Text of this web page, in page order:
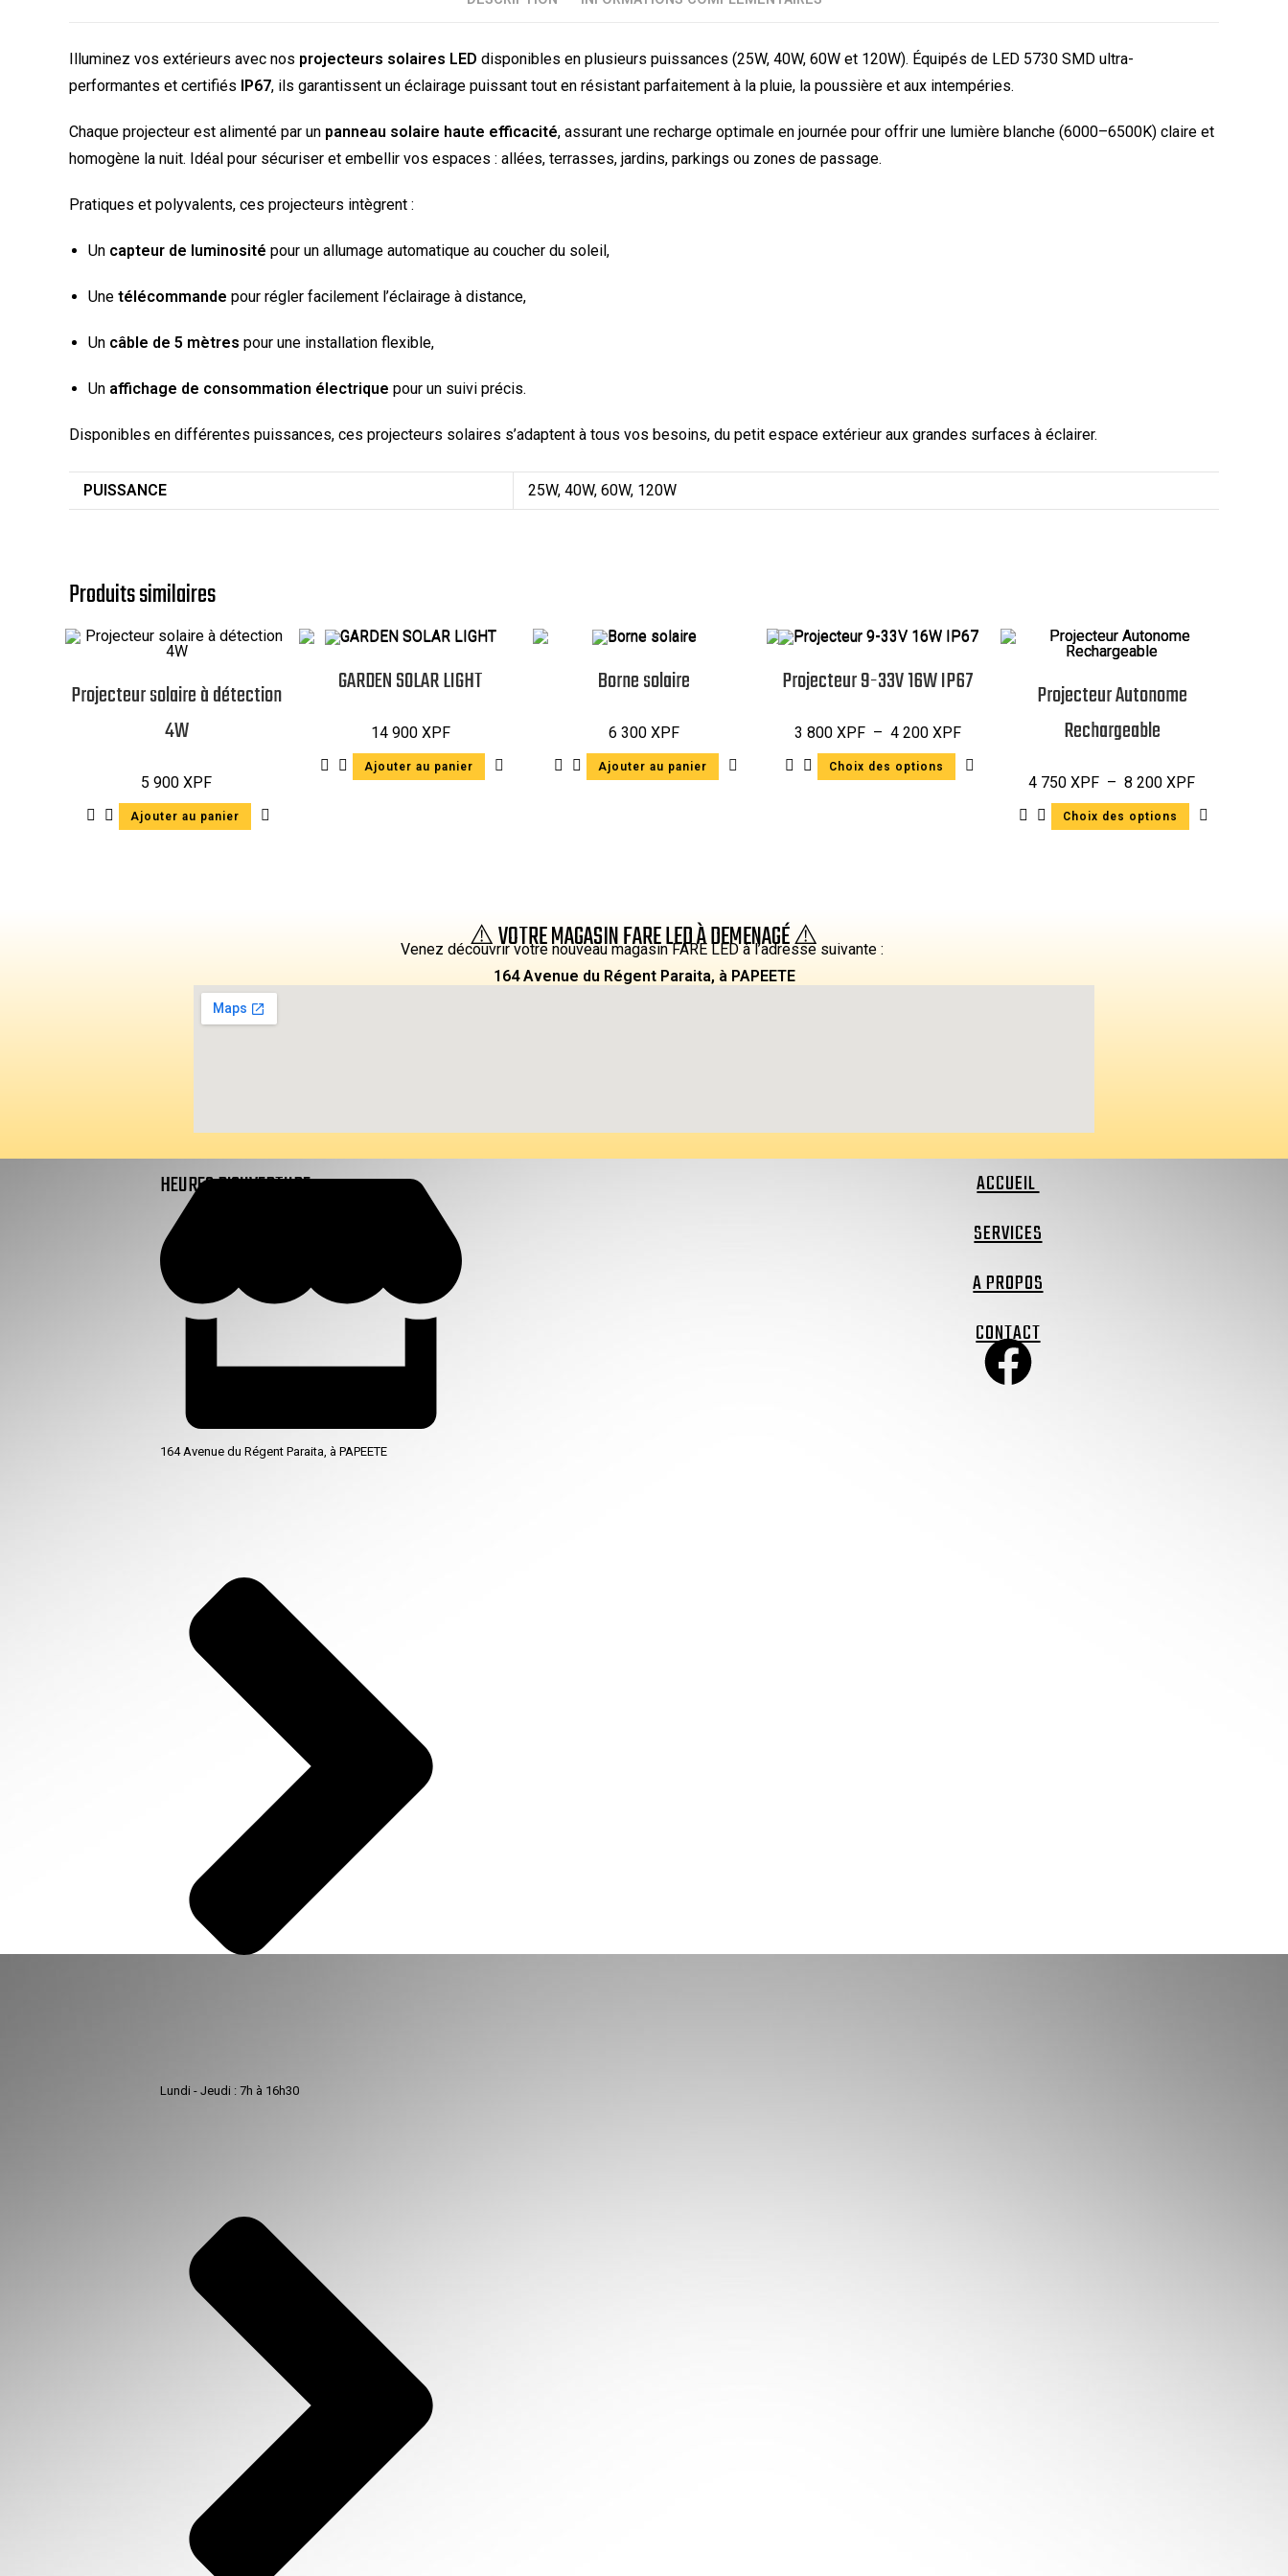
Illuminez vos extérieurs avec nos projecteurs solaires LED disponibles en plusieurs puissances (25W, 40W, 60W et 120W). Équipés de LED 5730 SMD ultra-
performantes et certifiés IP67, ils garantissent un éclairage puissant tout en résistant parfaitement à la pluie, la poussière et aux intempéries.
Chaque projecteur est alimenté par un panneau solaire haute efficacité, assurant une recharge optimale en journée pour offrir une lumière blanche (6000–6500K) claire et
homogène la nuit. Idéal pour sécuriser et embellir vos espaces : allées, terrasses, jardins, parkings ou zones de passage.
Pratiques et polyvalents, ces projecteurs intègrent :
Un capteur de luminosité pour un allumage automatique au coucher du soleil,
Une télécommande pour régler facilement l’éclairage à distance,
Un câble de 5 mètres pour une installation flexible,
Un affichage de consommation électrique pour un suivi précis.
Disponibles en différentes puissances, ces projecteurs solaires s’adaptent à tous vos besoins, du petit espace extérieur aux grandes surfaces à éclairer.
PUISSANCE 25W, 40W, 60W, 120W
Produits similaires
Projecteur solaire à détection
4W
5 900 XPF
Ajouter au panier
GARDEN SOLAR LIGHT
14 900 XPF
Ajouter au panier
Borne solaire
6 300 XPF
Ajouter au panier
Projecteur 9-33V 16W IP67
3 800 XPF – 4 200 XPF
Choix des options
Projecteur Autonome
Rechargeable
4 750 XPF – 8 200 XPF
Choix des options
⚠️ VOTRE MAGASIN FARE LED À DEMENAGÉ ⚠️
Venez découvrir votre nouveau magasin FARE LED à l’adresse suivante :
164 Avenue du Régent Paraita, à PAPEETE
HEURES D'OUVERTURE
164 Avenue du Régent Paraita, à PAPEETE
Lundi - Jeudi : 7h à 16h30
ACCUEIL
SERVICES
A PROPOS
CONTACT